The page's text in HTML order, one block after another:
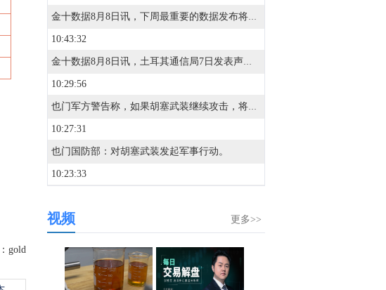
gold
金十数据8月8日讯，下周最重要的数据发布将是周三公布的美国7月CPI报告，随后周四将公布PPI数据。德意志银行美国经济学家预计，整体消费者价格环比上涨0.15%，6月为下降0.42%；核心CPI预计环比上涨0.26%，与6月持平。对于PPI数据，预计整体PPI环比上涨0.22%（此前为0.13%）。
10:43:32
金十数据8月8日讯，土耳其通信局7日发表声明表示，土耳其当天同沙特阿拉伯和巴基斯坦签署的《麦加共同防务协议》与北约第五条即集体防御条款并不冲突。当天早些时候，沙特、土耳其和巴基斯坦三国领导人在沙特麦加签署《麦加共同防务协议》。协议规定，对三国中任何一国的武装攻击将被视为对三国全体的攻击。有舆论认为，土耳其签署该协议“违反《北大西洋公约》第五条即集体防御条款并建立了一个平行联盟结构”。土耳其通信局声明说，上述说法“完全没有根据”，是“显而易见的舆论操控”。声明说，该协议并不与包括北约在内的土耳其现有国际联盟承诺相冲突，相反，它构成了一种补充性合作机制，有助于维护区域安全。土耳（央视新闻）
10:29:56
也门军方警告称，如果胡塞武装继续攻击，将采取进一步回应措施。
10:27:31
也门国防部：对胡塞武装发起军事行动。
10:23:33
10:04:17
10:02:46
更多>>
视频